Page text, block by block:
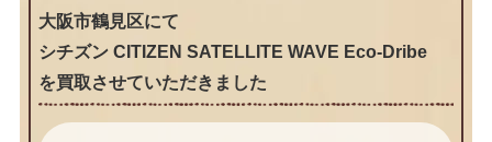
大阪市鶴見区にて
シチズン CITIZEN SATELLITE WAVE Eco-Dribe
を買取させていただきました